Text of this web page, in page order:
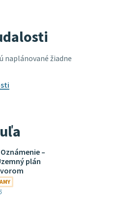
naplánované žiadne
Oznámenie –
plán